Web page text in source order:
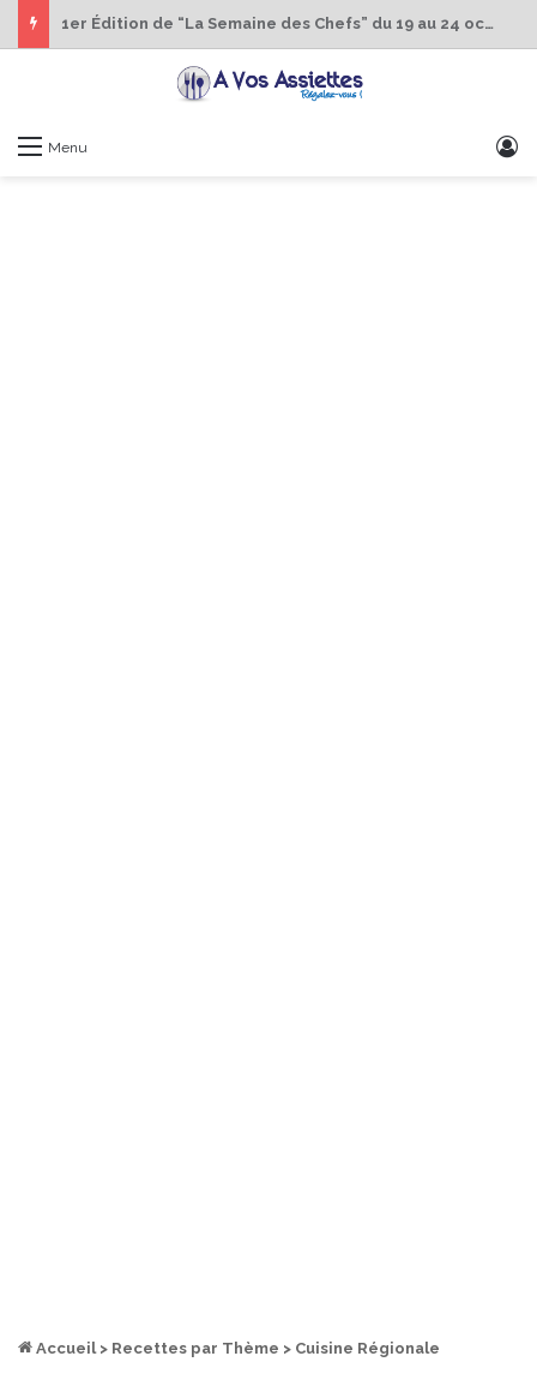
1er Édition de “La Semaine des Chefs” du 19 au 24 octobre 2026
Menu
Accueil > Recettes par Thème > Cuisine Régionale